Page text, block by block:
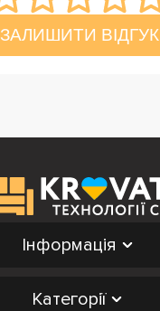
ЗАЛИШИТИ ВІДГУК
Інформація
Категорії